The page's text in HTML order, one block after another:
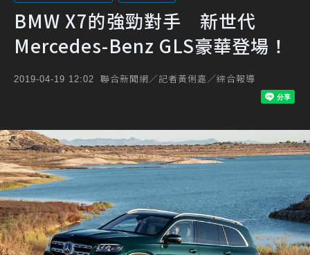
BMW X7的強勁對手 新世代
Mercedes-Benz GLS豪華登場！
2019-04-19 12:02 聯合新聞網／記者黃俐嘉／綜合報導